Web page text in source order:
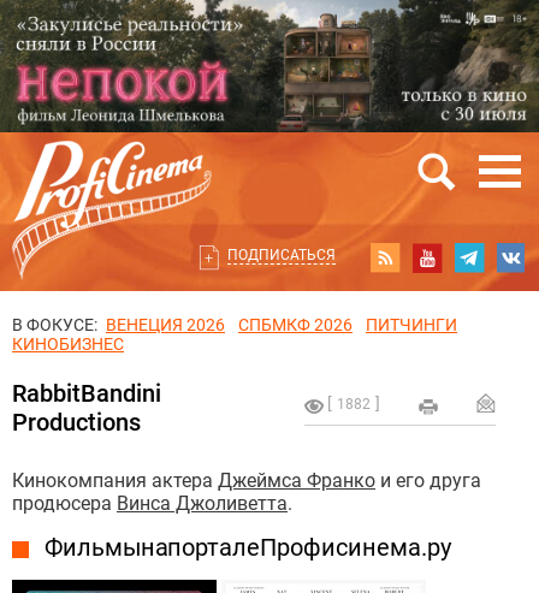
ПОДПИСАТЬСЯ
В ФОКУСЕ: ВЕНЕЦИЯ 2026 СПБМКФ 2026
ПИТЧИНГИ
КИНОБИЗНЕС
1882
RabbitBandini
Productions
Кинокомпания актера Джеймса Франко и его друга
продюсера Винса Джоливетта.
Фильмы на портале Профисинема.ру